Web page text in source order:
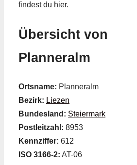
findest du hier.
Übersicht von
Planneralm
Ortsname: Planneralm
Bezirk: Liezen
Bundesland: Steiermark
Postleitzahl: 8953
Kennziffer: 612
ISO 3166-2: AT-06